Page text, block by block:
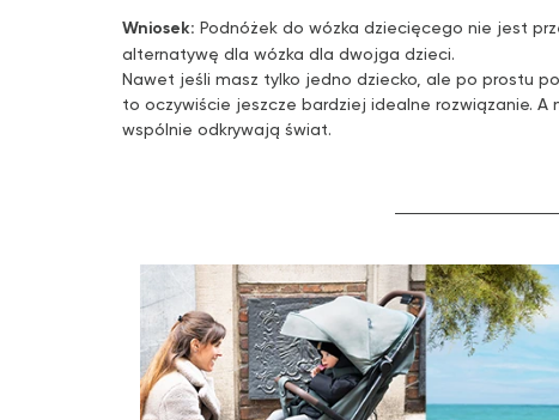
Wniosek: Podnóżek do wózka dziecięcego nie jest
alternatywę dla wózka dla dwojga dzieci.
Nawet jeśli masz tylko jedno dziecko, ale po prostu
to oczywiście jeszcze bardziej idealne rozwiązanie.
wspólnie odkrywają świat.